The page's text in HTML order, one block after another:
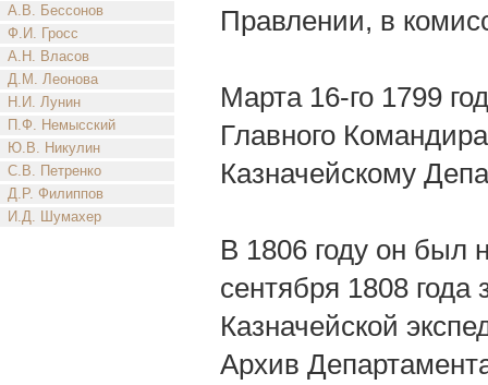
А.В. Бессонов
Ф.И. Гросс
А.Н. Власов
Д.М. Леонова
Н.И. Лунин
П.Ф. Немысский
Ю.В. Никулин
С.В. Петренко
Д.Р. Филиппов
И.Д. Шумахер
Правлении, в
Марта 16-го 1799
Главного
Казначейскому
В 1806 году он был
сентября 1808 года
Казначейской
Архив